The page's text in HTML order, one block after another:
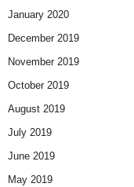
January 2020
December 2019
November 2019
October 2019
August 2019
July 2019
June 2019
May 2019